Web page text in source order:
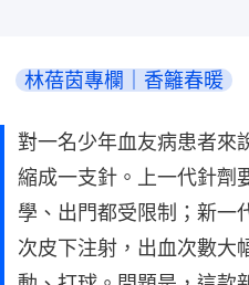
林蓓茵專欄｜香籬春暖
對一名少年血友病患者來
縮成一支針。上一代針劑
學、出門都受限制；新一
次皮下注射，出血次數大